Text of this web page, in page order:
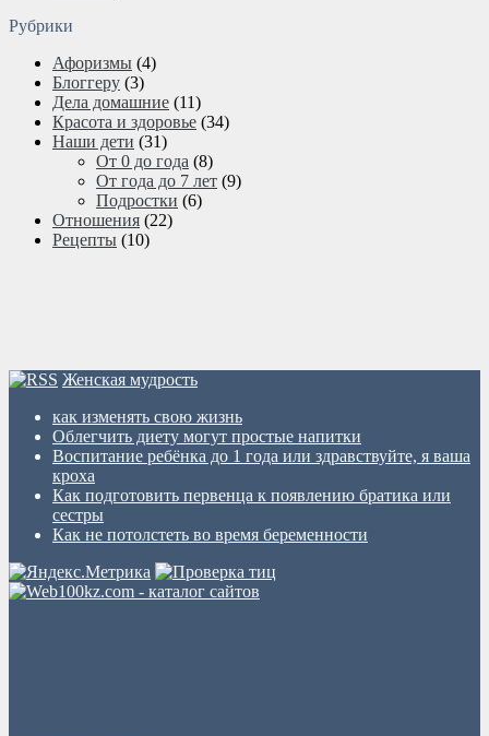
Рубрики
Афоризмы (4)
Блоггеру (3)
Дела домашние (11)
Красота и здоровье (34)
Наши дети (31)
От 0 до года (8)
От года до 7 лет (9)
Подростки (6)
Отношения (22)
Рецепты (10)
Женская мудрость
как изменять свою жизнь
Облегчить диету могут простые напитки
Воспитание ребёнка до 1 года или здравствуйте, я ваша
кроха
Как подготовить первенца к появлению братика или
сестры
Как не потолстеть во время беременности